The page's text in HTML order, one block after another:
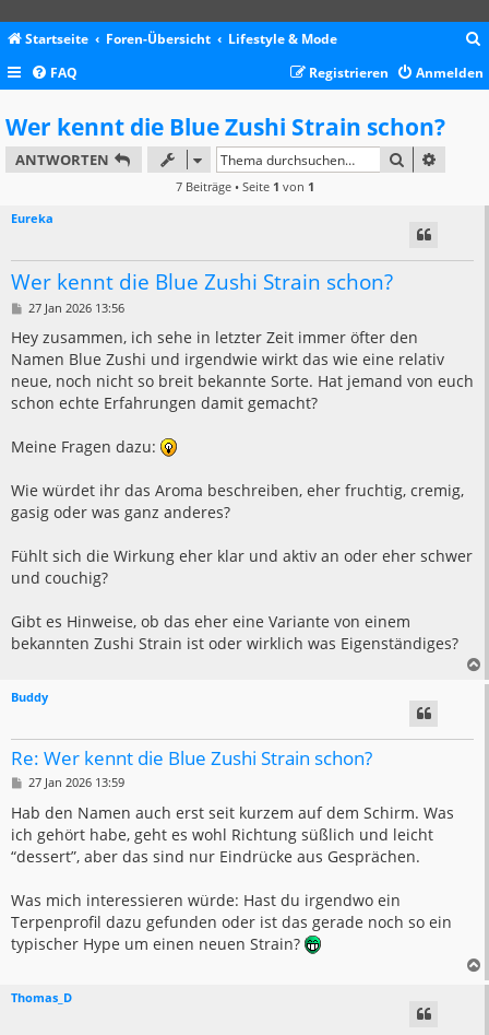
Startseite Foren-Übersicht Lifestyle & Mode
c
FAQ Anmelden
Registrieren
Wer kennt die Blue Zushi Strain schon?
ANTWORTEN SUCHE
7 Beiträge • Seite 1 von 1
Eureka
Wer kennt die Blue Zushi Strain schon?
B
i
r
a
g
27 Jan 2026 13:56
Hey zusammen, ich sehe in letzter Zeit immer öfter den
Namen Blue Zushi und irgendwie wirkt das wie eine relativ
neue, noch nicht so breit bekannte Sorte. Hat jemand von euch
schon echte Erfahrungen damit gemacht?
Meine Fragen dazu:
Wie würdet ihr das Aroma beschreiben, eher fruchtig, cremig,
gasig oder was ganz anderes?
Fühlt sich die Wirkung eher klar und aktiv an oder eher schwer
und couchig?
Gibt es Hinweise, ob das eher eine Variante von einem
bekannten Zushi Strain ist oder wirklich was Eigenständiges?
Buddy
Re: Wer kennt die Blue Zushi Strain schon?
B
i
t
r
a
g
27 Jan 2026 13:59
Hab den Namen auch erst seit kurzem auf dem Schirm. Was
ich gehört habe, geht es wohl Richtung süßlich und leicht
“dessert”, aber das sind nur Eindrücke aus Gesprächen.
Was mich interessieren würde: Hast du irgendwo ein
Terpenprofil dazu gefunden oder ist das gerade noch so ein
typischer Hype um einen neuen Strain?
Thomas_D